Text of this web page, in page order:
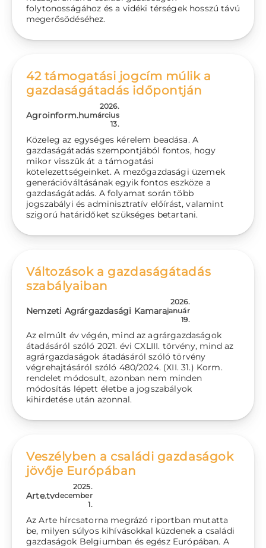
folytonosságához és a vidéki térségek hosszú távú
megerősödéséhez.
42 támogatási jogcím múlik a
gazdaságátadás időpontján
Agroinform.hu
2026.
március
13.
Közeleg az egységes kérelem beadása. A
gazdaságátadás szempontjából fontos, hogy
mikor visszük át a támogatási
kötelezettségeinket. A mezőgazdasági üzemek
generációváltásának egyik fontos eszköze a
gazdaságátadás. A folyamat során több
jogszabályi és adminisztratív előírást, valamint
szigorú határidőket szükséges betartani.
Változások a gazdaságátadás
szabályaiban
Nemzeti Agrárgazdasági Kamara
2026.
január
19.
Az elmúlt év végén, mind az agrárgazdaságok
átadásáról szóló 2021. évi CXLIII. törvény, mind az
agrárgazdaságok átadásáról szóló törvény
végrehajtásáról szóló 480/2024. (XII. 31.) Korm.
rendelet módosult, azonban nem minden
módosítás lépett életbe a jogszabályok
kihirdetése után azonnal.
Veszélyben a családi gazdaságok
jövője Európában
Arte.tv
2025.
december
1.
Az Arte hírcsatorna megrázó riportban mutatta
be, milyen súlyos kihívásokkal küzdenek a családi
gazdaságok Belgiumban és egész Európában. A